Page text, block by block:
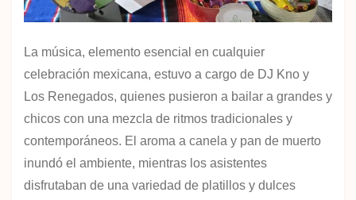
La música, elemento esencial en cualquier
celebración mexicana, estuvo a cargo de DJ Kno y
Los Renegados, quienes pusieron a bailar a grandes y
chicos con una mezcla de ritmos tradicionales y
contemporáneos. El aroma a canela y pan de muerto
inundó el ambiente, mientras los asistentes
disfrutaban de una variedad de platillos y dulces